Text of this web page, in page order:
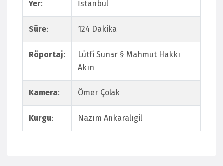
Yer: İstanbul
Süre: 124 Dakika
Röportaj:
Lütfi Sunar § Mahmut Hakkı
Akın
Kamera: Ömer Çolak
Kurgu: Nazım Ankaralıgil